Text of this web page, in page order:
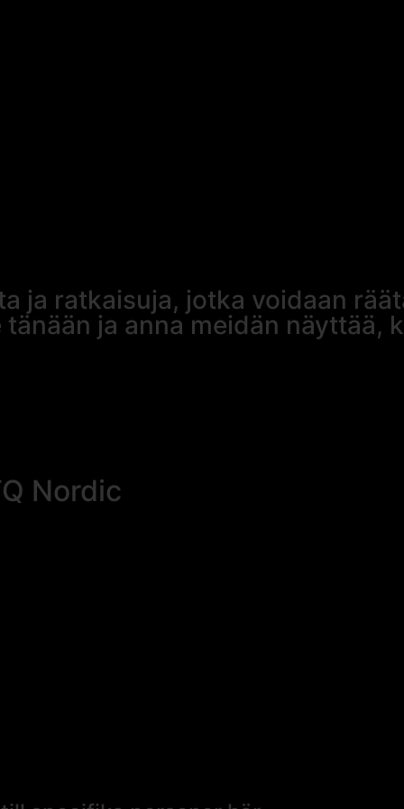
ja ratkaisuja, jotka voidaan
ja anna meidän näyttää,
Nordic